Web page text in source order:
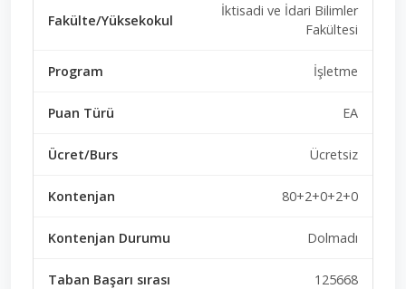
İktisadi ve İdari Bilimler
Fakültesi
İşletme
EA
Ücretsiz
80+2+0+2+0
Dolmadı
125668